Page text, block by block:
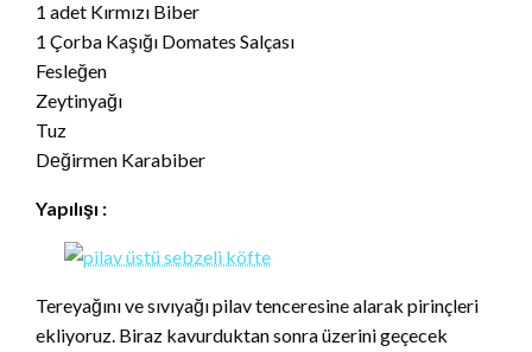
1 adet Kırmızı Biber
1 Çorba Kaşığı Domates Salçası
Fesleğen
Zeytinyağı
Tuz
Dеğirmen Karabiber
Yapılışı :
Tereyağını ve sıvıyağı pilav tenceresine alarak pirinçleri
ekliyoruz. Biraz kavurduktan sonra üzerini geçecek